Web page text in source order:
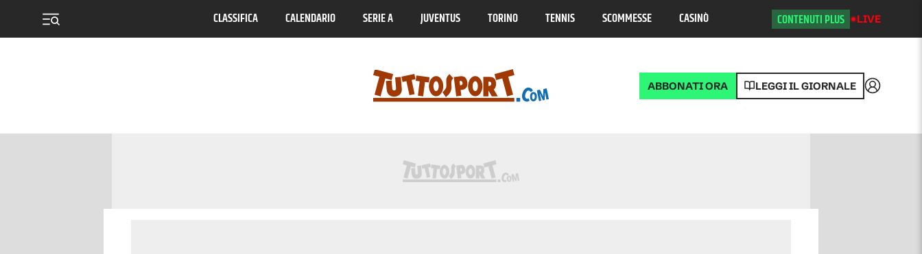
CLASSIFICA CALENDARIO SERIE A JUVENTUS TORINO TENNIS SCOMMESSE CASINÒ CONTENUTI PLUS LIVE
ABBONATI ORA LEGGI IL GIORNALE Accedi